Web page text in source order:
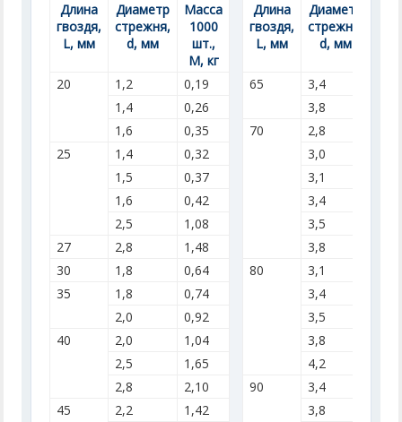
Длина
гвоздя,
L, мм
Диаметр
стрежня,
d, мм
Масса
1000
шт.,
М, кг
Длина
гвоздя,
L, мм
Диаметр
стрежня,
d, мм
20
1,2 0,19 65 3,4
1,4
0,26 3,8
1,6
0,35 70 2,8
25
1,4 0,32 3,0
1,5
0,37 3,1
1,6
0,42 3,4
2,5
1,08 3,5
27
2,8 1,48 3,8
30
1,8 0,64 80 3,1
35
1,8 0,74 3,4
2,0
0,92 3,5
40
2,0 1,04 3,8
2,5
1,65 4,2
2,8
2,10 90 3,4
45
2,2 1,42 3,8